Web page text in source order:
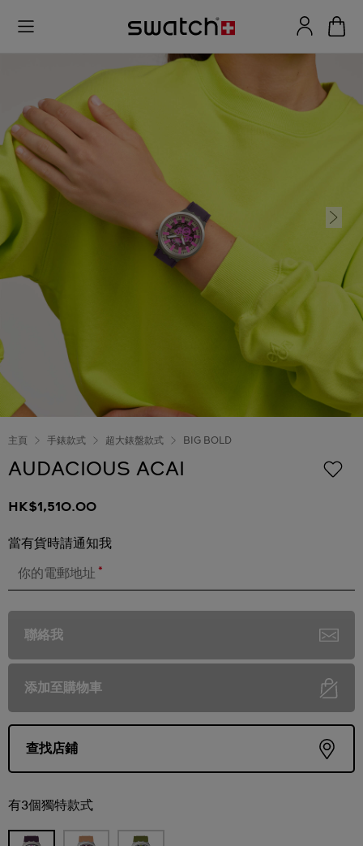
主頁 手錶款式 超大錶盤款式 BIG BOLD
AUDACIOUS ACAI
HK$1,510.00
當有貨時請通知我
你的電郵地址 *
聯絡我
添加至購物車
查找店鋪
有3個獨特款式